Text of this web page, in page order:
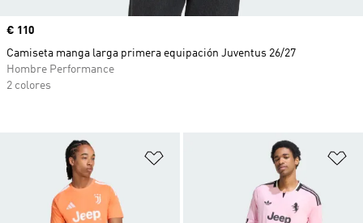
Añadir a la lista de deseos
Precio
€ 110
Camiseta manga larga primera equipación Juventus 26/27
Hombre Performance
2 colores